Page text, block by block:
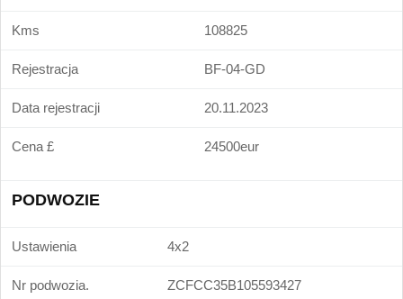
Kms 108825
Rejestracja BF-04-GD
Data rejestracji 20.11.2023
Cena £ 24500eur
PODWOZIE
Ustawienia 4x2
Nr podwozia. ZCFCC35B105593427